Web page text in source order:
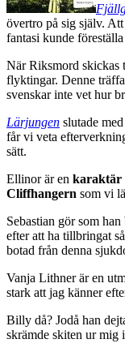
övertro på sig själv.
fantasi kunde
När Riksmord skickas
flyktingar. Denne
svenskar inte vet hur
Lärjungen slutade
får vi veta
sätt.
Ellinor är en karaktär
Cliffhangern som vi
Sebastian gör som
efter att ha tillbringat
botad från denna
Vanja Lithner är en
stark att jag känner
Billy då? Jodå han
skrämde skiten ur mig